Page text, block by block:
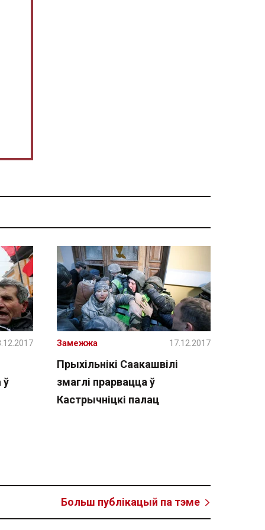
ў
Прыхільнікі Саакашвілі
змаглі прарвацца ў
Кастрычніцкі палац
Замежжа 17.12.2017
Больш публікацый па тэме